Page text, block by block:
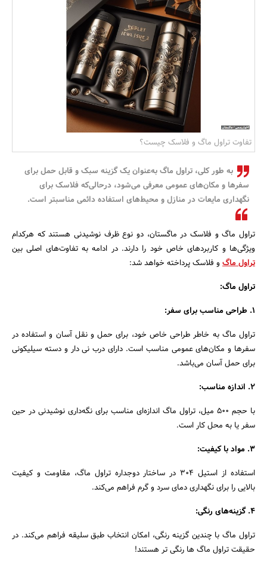
بانک، بیمه و سرمایه
مسکن و ساختمان
جستجو
تفاوت تراول ماگ و فلاسک چیست؟
به طور کلی، تراول ماگ به‌عنوان یک گزینه سبک و قابل حمل برای
سفرها و مکان‌های عمومی معرفی می‌شود، درحالی‌که فلاسک برای
نگهداری مایعات در منازل و محیط‌های استفاده دائمی مناسبتر است.
تراول ماگ و فلاسک در ماگستان، دو نوع ظرف نوشیدنی هستند که هرکدام
ویژگی‌ها و کاربردهای خاص خود را دارند. در ادامه به تفاوت‌های اصلی بین
تراول ماگو فلاسک پرداخته خواهد شد:
تراول ماگ:
۱. طراحی مناسب برای سفر:
تراول ماگ به خاطر طراحی خاص خود، برای حمل و نقل آسان و استفاده در
سفرها و مکان‌های عمومی مناسب است. دارای درب نی دار و دسته سیلیکونی
برای حمل آسان می‌باشد.
۲. اندازه مناسب:
با حجم ۵۰۰ میل، تراول ماگ اندازه‌ای مناسب برای نگه‌داری نوشیدنی در حین
سفر یا به محل کار است.
۳. مواد با کیفیت:
استفاده از استیل ۳۰۴ در ساختار دوجداره تراول ماگ، مقاومت و کیفیت
بالایی را برای نگهداری دمای سرد و گرم فراهم می‌کند.
۴. گزینه‌های رنگی:
تراول ماگ با چندین گزینه رنگی، امکان انتخاب طبق سلیقه فراهم می‌کند. در
حقیقت تراول ماگ ها رنگی تر هستند!